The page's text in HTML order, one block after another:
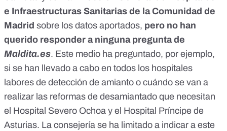
e Infraestructuras Sanitarias de la Comunidad de
Madrid sobre los datos aportados, pero no han
querido responder a ninguna pregunta de
Maldita.es. Este medio ha preguntado, por ejemplo,
si se han llevado a cabo en todos los hospitales
labores de detección de amianto o cuándo se van a
realizar las reformas de desamiantado que necesitan
el Hospital Severo Ochoa y el Hospital Príncipe de
Asturias. La consejería se ha limitado a indicar a este